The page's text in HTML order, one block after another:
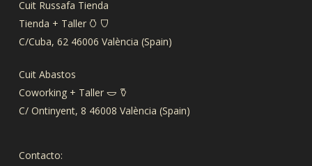
Cuit Russafa Tienda
Tienda + Taller 𐃡 𐃴
C/Cuba, 62 46006 València (Spain)
Cuit Abastos
Coworking + Taller 𐃬 𐃤
C/ Ontinyent, 8 46008 València (Spain)
Contacto: